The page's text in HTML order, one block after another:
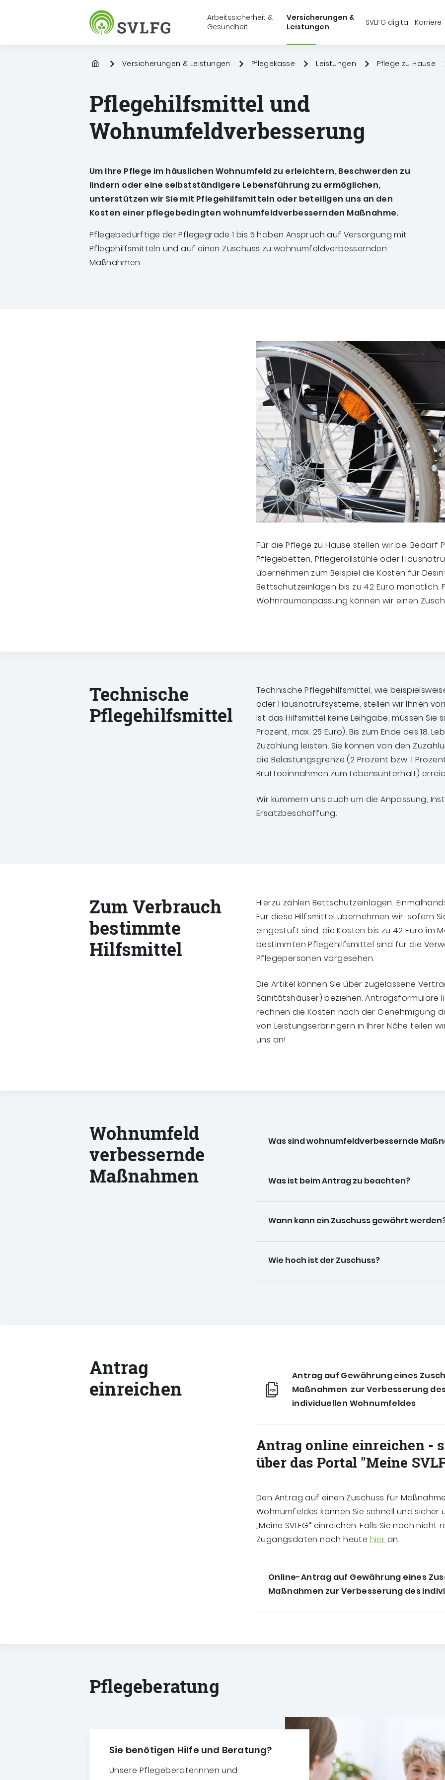
Springe zu:Inhalt
Springe zu:Suche
Springe zu:Hauptmenü
Sozialversicherung für Landwirtschaft, Forsten und Gartenbau (SVLFG)
Arbeitssicherheit &
Gesundheit
Versicherungen &
Leistungen
SVLFG digital Karriere
StartpageVersicherungen & Leistungen Pflegekasse Leistungen Pflege zu Hause
Pflegehilfsmittel und
Wohnumfeldverbesserung
Um Ihre Pflege im häuslichen Wohnumfeld zu erleichtern, Beschwerden zu
lindern oder eine selbstständigere Lebensführung zu ermöglichen,
unterstützen wir Sie mit Pflegehilfsmitteln oder beteiligen uns an den
Kosten einer pflegebedingten wohnumfeldverbessernden Maßnahme.
Pflegebedürftige der Pflegegrade 1 bis 5 haben Anspruch auf Versorgung mit
Pflegehilfsmitteln und auf einen Zuschuss zu wohnumfeldverbessernden
Maßnahmen.
Für die Pflege zu Hause stellen wir bei Bedarf
Pflegebetten, Pflegerollstühle oder
übernehmen zum Beispiel die Kosten für
Bettschutzeinlagen bis zu 42 Euro monatlich.
Wohnraumanpassung können wir einen
Technische
Pflegehilfsmittel
Technische Pflegehilfsmittel, wie
oder Hausnotrufsysteme, stellen wir Ihnen
Ist das Hilfsmittel keine Leihgabe, müssen Sie
Prozent, max. 25 Euro). Bis zum Ende des 18.
Zuzahlung leisten. Sie können von den
die Belastungsgrenze (2 Prozent bzw. 1
Bruttoeinnahmen zum Lebensunterhalt)
Wir kümmern uns auch um die Anpassung,
Ersatzbeschaffung.
Zum Verbrauch
bestimmte
Hilfsmittel
Hierzu zählen Bettschutzeinlagen,
Für diese Hilfsmittel übernehmen wir, sofern
eingestuft sind, die Kosten bis zu 42 Euro im
bestimmten Pflegehilfsmittel sind für die
Pflegepersonen vorgesehen.
Die Artikel können Sie über zugelassene
Sanitätshäuser) beziehen. Antragsformulare
rechnen die Kosten nach der Genehmigung
von Leistungserbringern in Ihrer Nähe teilen
uns an!
Wohnumfeld
verbessernde
Maßnahmen
Was sind wohnumfeldverbessernde
Was ist beim Antrag zu beachten?
Wann kann ein Zuschuss gewährt
Wie hoch ist der Zuschuss?
Antrag
einreichen
Antrag auf Gewährung eines
Maßnahmen zur Verbesserung
individuellen Wohnumfeldes
Antrag online einreichen -
über das Portal "Meine
Den Antrag auf einen Zuschuss für
Wohnumfeldes können Sie schnell und
„Meine SVLFG“ einreichen. Falls Sie noch
Zugangsdaten noch heute hier an.
Online-Antrag auf Gewährung eines
Maßnahmen zur Verbesserung des
Pflegeberatung
Sie benötigen Hilfe und Beratung?
Unsere Pflegeberaterinnen und